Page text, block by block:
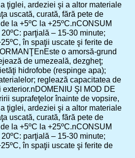
ţiglei, ardeziei şi a altor materiale
uscată, curată, fără pete de
la +5ºC la +25ºC.nCONSUM
parţială – 15-30 minute;
în spaţii uscate şi ferite de
o amorsă-grund
de umezeală, dezgheţ;
hidrofobe (respinge apa);
reglează capacitatea de
ŞI MOD DE
suprafeţelor înainte de vopsire,
ţiglei, ardeziei şi a altor materiale
uscată, curată, fără pete de
la +5ºC la +25ºC.nCONSUM
parţială – 15-30 minute;
în spaţii uscate şi ferite de